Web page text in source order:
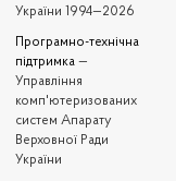
України 1994—2026
Програмно-технічна
підтримка —
Управління
комп'ютеризованих
систем Апарату
Верховної Ради
України